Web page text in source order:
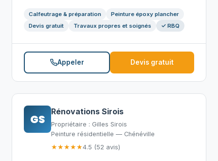
Calfeutrage & préparation
Peinture époxy plancher
Devis gratuit
Travaux propres et soignés ✓ RBQ
Appeler Devis gratuit
GS
Rénovations Sirois
Propriétaire : Gilles Sirois
Peinture résidentielle — Chénéville
★★★★★4.5 (52 avis)